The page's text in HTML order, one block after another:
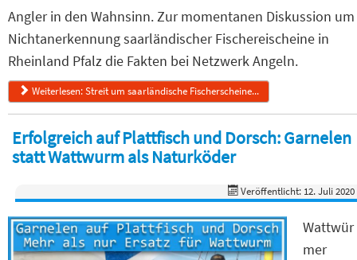
Angler in den Wahnsinn. Zur momentanen Diskussion um
Nichtanerkennung saarländischer Fischereischeine in
Rheinland Pfalz die Fakten bei Netzwerk Angeln.
Weiterlesen: Streit um saarländische Fischerscheine...
Erfolgreich auf Plattfisch und Dorsch: Garnelen
statt Wattwurm als Naturköder
Veröffentlicht: 12. Juli 2020
Wattwür
mer